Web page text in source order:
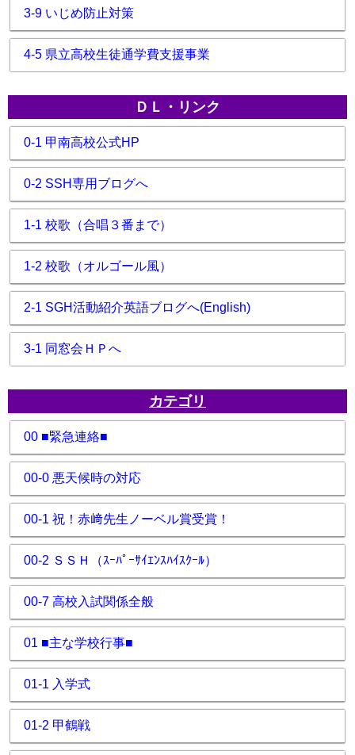
3-9 いじめ防止対策
4-5 県立高校生徒通学費支援事業
ＤＬ・リンク
0-1 甲南高校公式HP
0-2 SSH専用ブログへ
1-1 校歌（合唱３番まで）
1-2 校歌（オルゴール風）
2-1 SGH活動紹介英語ブログへ(English)
3-1 同窓会ＨＰへ
カテゴリ
00 ■緊急連絡■
00-0 悪天候時の対応
00-1 祝！赤﨑先生ノーベル賞受賞！
00-2 ＳＳＨ（ｽｰﾊﾟｰｻｲｴﾝｽﾊｲｽｸｰﾙ）
00-7 高校入試関係全般
01 ■主な学校行事■
01-1 入学式
01-2 甲鶴戦